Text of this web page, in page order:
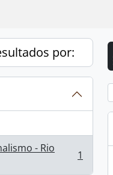
por:
- Rio
1